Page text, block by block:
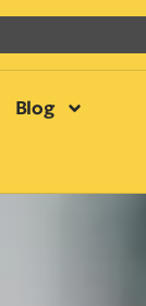
Blog